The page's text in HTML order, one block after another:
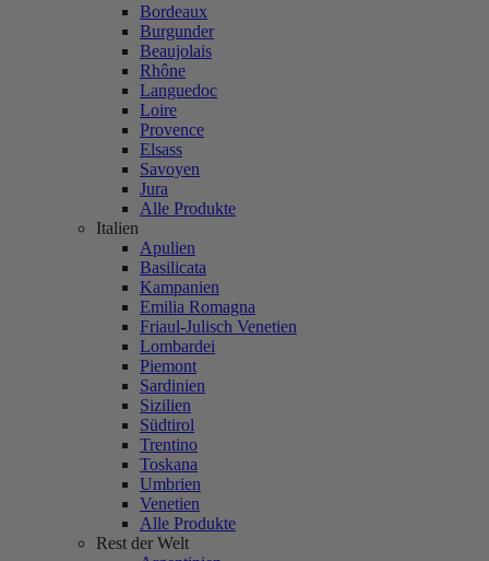
Bordeaux
Burgunder
Beaujolais
Rhône
Languedoc
Loire
Provence
Elsass
Savoyen
Jura
Alle Produkte
Italien
Apulien
Basilicata
Kampanien
Emilia Romagna
Friaul-Julisch Venetien
Lombardei
Piemont
Sardinien
Sizilien
Südtirol
Trentino
Toskana
Umbrien
Venetien
Alle Produkte
Rest der Welt